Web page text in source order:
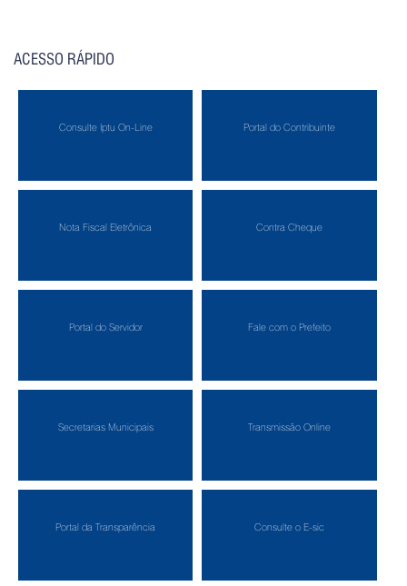
ACESSO RÁPIDO
Consulte Iptu On-Line Portal do Contribuinte
Nota Fiscal Eletrônica Contra Cheque
Portal do Servidor Fale com o Prefeito
Secretarias Municipais Transmissão Online
Portal da Transparência Consulte o E-sic